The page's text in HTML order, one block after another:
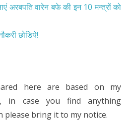
अरबपति वारेन बफे की इन 10 मन्त्रों को
छोडिये!
here are based on my
in case you find anything
please bring it to my notice.